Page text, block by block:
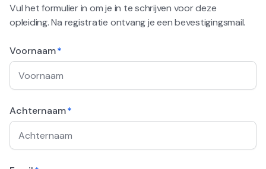
Vul het formulier in om je in te schrijven voor deze
opleiding. Na registratie ontvang je een bevestigingsmail.
Voornaam*
Achternaam*